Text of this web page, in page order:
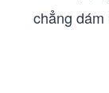
chẳng